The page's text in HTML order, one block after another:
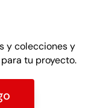
y colecciones y
tu proyecto.